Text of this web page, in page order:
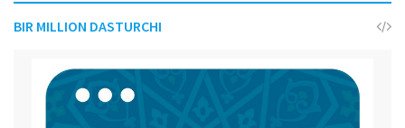
BIR MILLION DASTURCHI